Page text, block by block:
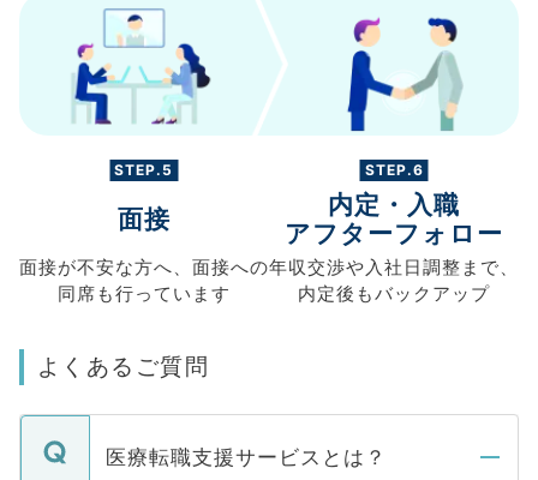
STEP.5
面接
面接が不安な方へ、 面接への
同席も行っています
STEP.6
内定・入職
アフターフォロー
年収交渉や入社日調整まで、
内定後もバックアップ
よくあるご質問
医療転職支援サービスとは？